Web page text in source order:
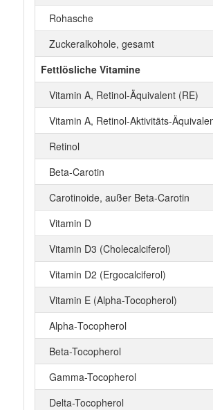
Rohasche
Zuckeralkohole, gesamt
Fettlösliche Vitamine
Vitamin A, Retinol-Äquivalent (RE)
Vitamin A, Retinol-Aktivitäts-
Retinol
Beta‑Carotin
Carotinoide, außer Beta-Carotin
Vitamin D
Vitamin D3 (Cholecalciferol)
Vitamin D2 (Ergocalciferol)
Vitamin E (Alpha-Tocopherol)
Alpha‑Tocopherol
Beta-Tocopherol
Gamma-Tocopherol
Delta-Tocopherol